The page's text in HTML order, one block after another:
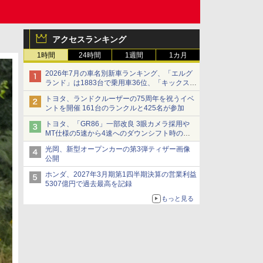
アクセスランキング
1時間 24時間 1週間 1カ月
2026年7月の車名別新車ランキング、「エルグ
ランド」は1883台で乗用車36位、「キックス」
は2591台で27位に
トヨタ、ランドクルーザーの75周年を祝うイベ
ントを開催 161台のランクルと425名が参加
トヨタ、「GR86」一部改良 3眼カメラ採用や
MT仕様の5速から4速へのダウンシフト時の操
作性向上など
光岡、新型オープンカーの第3弾ティザー画像
公開
ホンダ、2027年3月期第1四半期決算の営業利益
5307億円で過去最高を記録
もっと見る